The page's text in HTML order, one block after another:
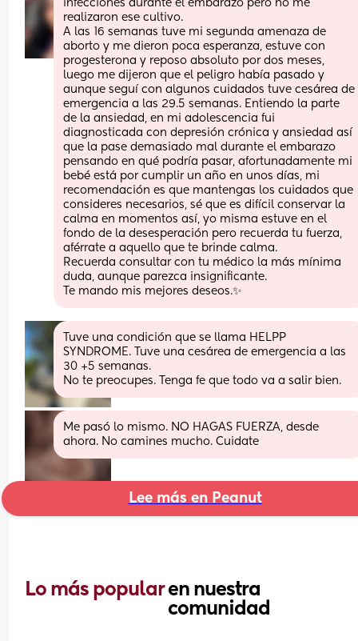
infecciones durante el embarazo pero no me
realizaron ese cultivo.
A las 16 semanas tuve mi segunda amenaza de
aborto y me dieron poca esperanza, estuve con
progesterona y reposo absoluto por dos meses,
luego me dijeron que el peligro había pasado y
aunque seguí con algunos cuidados tuve cesárea de
emergencia a las 29.5 semanas. Entiendo la parte
de la ansiedad, en mi adolescencia fui
diagnosticada con depresión crónica y ansiedad así
que la pase demasiado mal durante el embarazo
pensando en qué podría pasar, afortunadamente mi
bebé está por cumplir un año en unos días, mi
recomendación es que mantengas los cuidados que
consideres necesarios, sé que es difícil conservar la
calma en momentos así, yo misma estuve en el
fondo de la desesperación pero recuerda tu fuerza,
aférrate a aquello que te brinde calma.
Recuerda consultar con tu médico la más mínima
duda, aunque parezca insignificante.
Te mando mis mejores deseos.✨
Tuve una condición que se llama HELPP
SYNDROME. Tuve una cesárea de emergencia a las
30 +5 semanas.
No te preocupes. Tenga fe que todo va a salir bien.
Me pasó lo mismo. NO HAGAS FUERZA, desde
ahora. No camines mucho. Cuidate
Lee más en Peanut
Lo más popular en nuestra
comunidad